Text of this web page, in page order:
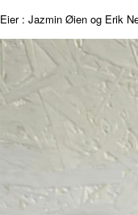
Eier : Jazmin Øien og Erik